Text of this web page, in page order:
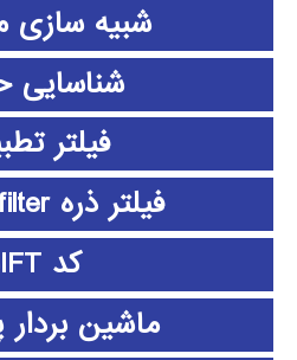
شبیه سازی
شناسایی
فیلتر
فیلتر ذره particle filter
کد SIFT
ماشین بردار